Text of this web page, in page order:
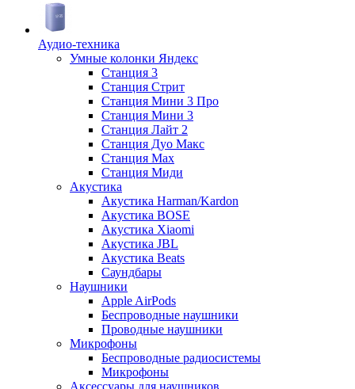
Аудио-техника
Умные колонки Яндекс
Станция 3
Станция Стрит
Станция Мини 3 Про
Станция Мини 3
Станция Лайт 2
Станция Дуо Макс
Станция Max
Станция Миди
Акустика
Акустика Harman/Kardon
Акустика BOSE
Акустика Xiaomi
Акустика JBL
Акустика Beats
Саундбары
Наушники
Apple AirPods
Беспроводные наушники
Проводные наушники
Микрофоны
Беспроводные радиосистемы
Микрофоны
Аксессуары для наушников